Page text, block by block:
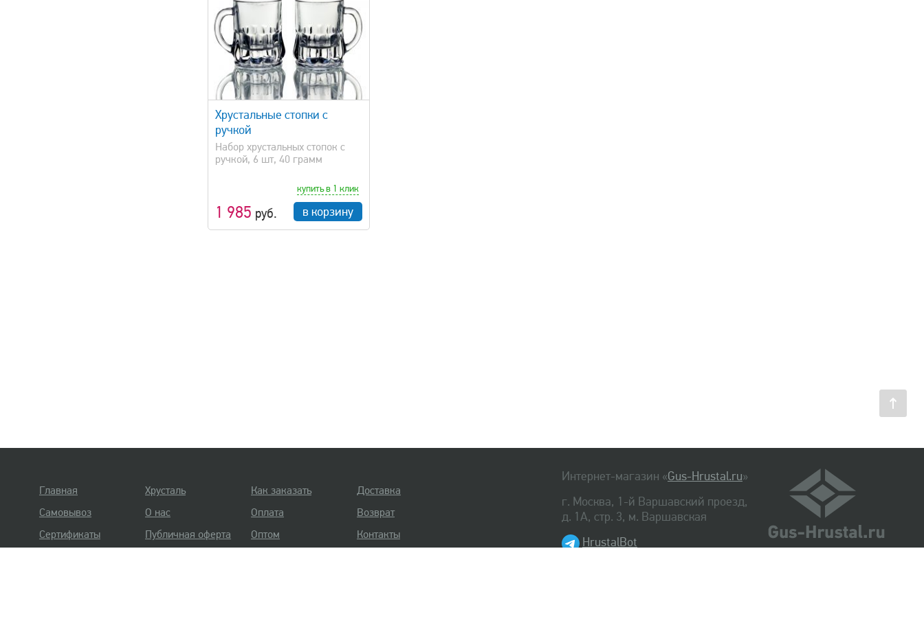
Хрустальные стопки с
ручкой
Набор хрустальных стопок с
ручкой, 6 шт, 40 грамм
1 985 руб.
купить в 1 клик
в корзину
Интернет-магазин «Gus-Hrustal.ru»
г. Москва, 1-й Варшавский проезд,
д. 1А, стр. 3, м. Варшавская
HrustalBot
Главная Хрусталь Как заказать
Доставка
Самовывоз
О нас Оплата
Возврат
Сертификаты
Публичная оферта Оптом Контакты